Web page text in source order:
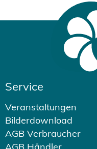
Service
Veranstaltungen
Bilderdownload
AGB Verbraucher